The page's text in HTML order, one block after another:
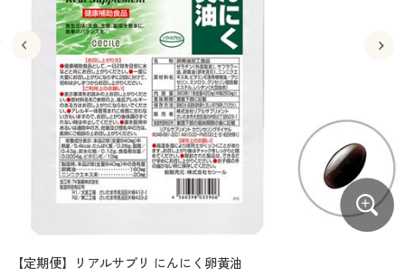
寝具・ベッド
カーテン・ラグ・ファブリック
美容・健康・サプリメント
制服・スクールすべて
制服・学生服
ジュニア・ティーンズ下着
大きいサイズ
大きいサイズ通販すべて
大きいサイズ レディース服
大きいサイズ レディース下着
バーゲン
バーゲンセール
シークレットセール
詳細検索
商品カテゴリ一覧
カタログ・チラシからのご注文
カーテン・ラグ・ファブリック
制服・学生服
ジュニア・ティーンズ下着
大きいサイズ通販すべて
大きいサイズ レディース服
大きいサイズ レディース下着
大きいサイズ メンズ
バーゲン
バーゲンセール
シークレットセール
詳細検索
商品カテゴリ一覧
カタログ
カタログ・チラシからのご注文
【定期便】リアルサプリ にんにく卵黄油